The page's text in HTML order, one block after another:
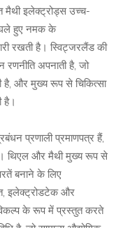
मैथी इलेक्ट्रोड्स उच्च-
हुए नमक के
रखती है। स्विट्जरलैंड की
अपनाती है, जो
है, और मुख्य रूप से चिकित्सा
है।
प्रणाली प्रमाणपत्र हैं,
थिएल और मैथी मुख्य रूप से
बनाने के लिए
इलेक्ट्रोडटेक और
के रूप में प्रस्तुत करते